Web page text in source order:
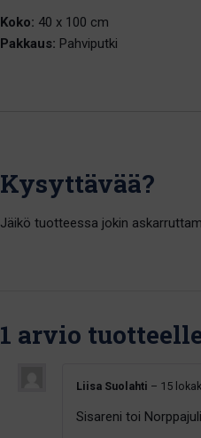
Koko: 40 x 100 cm
Pakkaus: Pahviputki
Kysyttävää?
Jäikö tuotteessa jokin
1 arvio
Liisa Suolahti – 15
Sisareni toi